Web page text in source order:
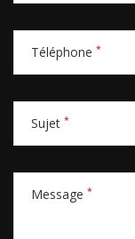
Téléphone *
Sujet *
Message *